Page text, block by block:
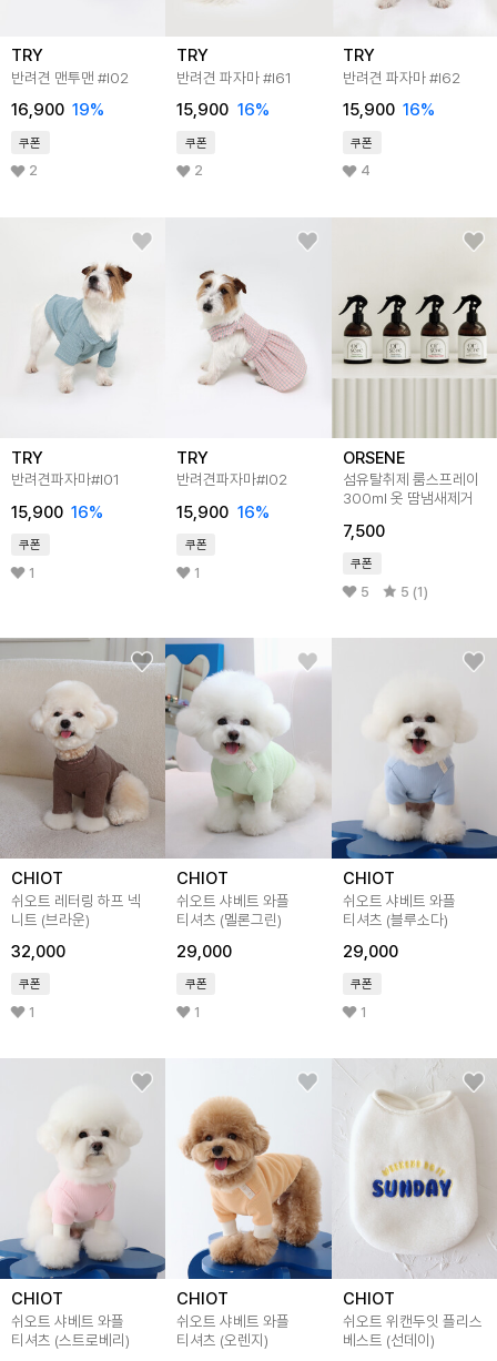
TRY
반려견 맨투맨 #I02
16,900 19%
쿠폰
2
TRY
반려견 파자마 #I61
15,900 16%
쿠폰
2
TRY
반려견 파자마 #I62
15,900 16%
쿠폰
4
TRY
반려견파자마#I01
15,900 16%
쿠폰
1
TRY
반려견파자마#I02
15,900 16%
쿠폰
1
ORSENE
섬유탈취제 룸스프레이
300ml 옷 땀냄새제거
7,500
쿠폰
5 5 (1)
CHIOT
쉬오트 레터링 하프 넥
니트 (브라운)
32,000
쿠폰
1
CHIOT
쉬오트 샤베트 와플
티셔츠 (멜론그린)
29,000
쿠폰
1
CHIOT
쉬오트 샤베트 와플
티셔츠 (블루소다)
29,000
쿠폰
1
CHIOT
쉬오트 샤베트 와플
티셔츠 (스트로베리)
CHIOT
쉬오트 샤베트 와플
티셔츠 (오렌지)
CHIOT
쉬오트 위캔두잇 플리스
베스트 (선데이)